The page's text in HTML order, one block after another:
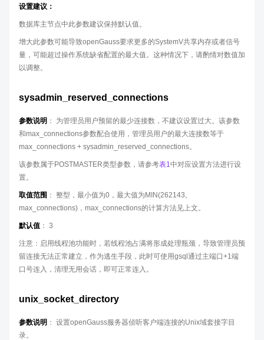
设置建议：
数据库主节点中此参数建议保持默认值。
增大此参数可能导致openGauss要求更多的SystemV共享内存或者信号
量，可能超过操作系统缺省配置的最大值。这种情况下，请酌情对数值加
以调整。
sysadmin_reserved_connections
参数说明 ： 为管理员用户预留的最少连接数，不建议设置过大。该参数
和max_connections参数配合使用，管理员用户的最大连接数等于
max_connections + sysadmin_reserved_connections。
该参数属于POSTMASTER类型参数，请参考表1中对应设置方法进行设
置。
取值范围 ： 整型，最小值为0，最大值为MIN(262143,
max_connections)，max_connections的计算方法见上文。
默认值 ： 3
注意：启用线程池功能时，若线程池占满将形成处理瓶颈，导致管理员预
留连接无法正常建立，作为逃生手段，此时可使用gsql通过主端口+1端
口号连入，清理无用会话，即可正常连入。
unix_socket_directory
参数说明 ： 设置openGauss服务器侦听客户端连接的Unix域套接字目
录。